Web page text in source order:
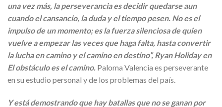
una vez más, la perseverancia es decidir quedarse aun
cuando el cansancio, la duda y el tiempo pesen. No es el
impulso de un momento; es la fuerza silenciosa de quien
vuelve a empezar las veces que haga falta, hasta convertir
la lucha en camino y el camino en destino”, Ryan Holiday en
El obstáculo es el camino. Paloma Valencia es perseverante
en su estudio personal y de los problemas del país.
Y está demostrando que hay batallas que no se ganan por